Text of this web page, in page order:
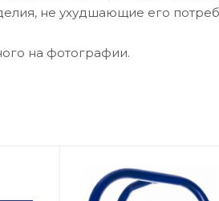
не ухудшающие его
на фотографии.